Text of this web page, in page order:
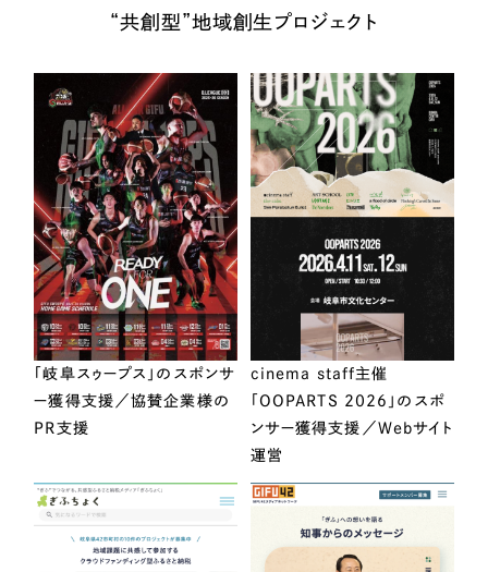
“共創型”地域創生プロジェクト
「岐阜スゥープス」のスポンサ
ー獲得支援／協賛企業様の
PR支援
cinema staff主催
「OOPARTS 2026」のスポ
ンサー獲得支援／Webサイト
運営